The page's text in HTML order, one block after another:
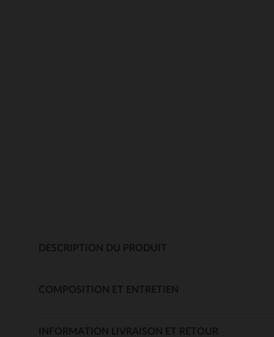
DESCRIPTION DU PRODUIT
COMPOSITION ET ENTRETIEN
INFORMATION LIVRAISON ET RETOUR